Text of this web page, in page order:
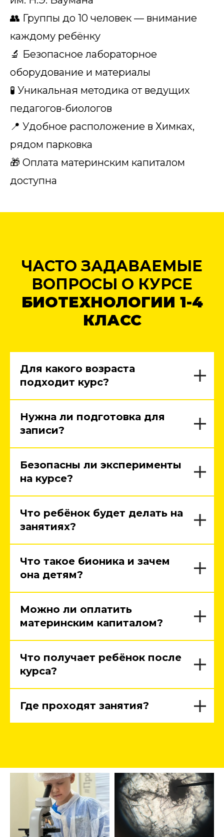
👥 Группы до 10 человек — внимание
каждому ребёнку
🔬 Безопасное лабораторное
оборудование и материалы
🧪 Уникальная методика от ведущих
педагогов-биологов
📍 Удобное расположение в Химках,
рядом парковка
🎁 Оплата материнским капиталом
доступна
ЧАСТО ЗАДАВАЕМЫЕ
ВОПРОСЫ О КУРСЕ
БИОТЕХНОЛОГИИ 1-4
КЛАСС
Для какого возраста
подходит курс?
Нужна ли подготовка для
записи?
Безопасны ли эксперименты
на курсе?
Что ребёнок будет делать на
занятиях?
Что такое бионика и зачем
она детям?
Можно ли оплатить
материнским капиталом?
Что получает ребёнок после
курса?
Где проходят занятия?